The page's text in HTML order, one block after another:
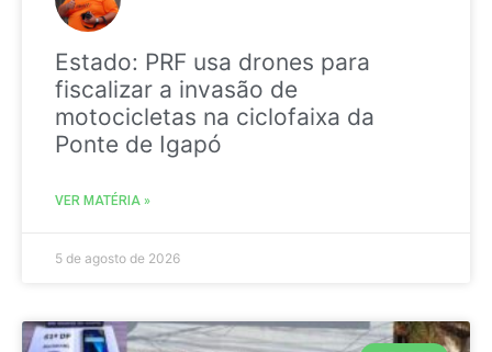
Estado: PRF usa drones para
fiscalizar a invasão de
motocicletas na ciclofaixa da
Ponte de Igapó
VER MATÉRIA »
5 de agosto de 2026